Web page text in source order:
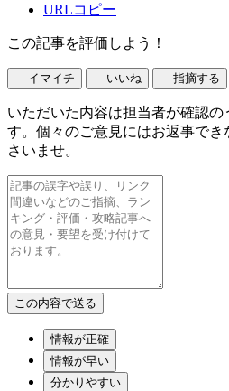
URLコピー
この記事を評価しよう！
イマイチ いいね 指摘する
いただいた内容は担当者が確認の
す。個々のご意見にはお返事で
さいませ。
情報が正確
情報が早い
分かりやすい